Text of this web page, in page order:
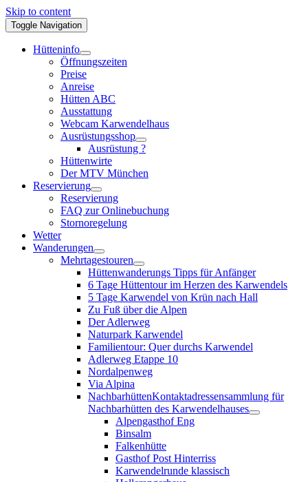
Skip to content
Toggle Navigation
Hütteninfo
Öffnungszeiten
Preise
Anreise
Hütten ABC
Ausstattung
Webcam Karwendelhaus
Ausrüstungsshop
Ausrüstung ?
Hüttenwirte
Der MTV München
Reservierung
Reservierung
FAQ zur Onlinebuchung
Stornoregelung
Wetter
Wanderungen
Mehrtagestouren
Hüttenwanderungs Tipps für Anfänger
6 Tage Hüttentour im Herzen des Karwendels
5 Tage Karwendel von Krün nach Hall
Zu Fuß über die Alpen
Der Adlerweg
Naturpark Karwendel
Familientour: Quer durchs Karwendel
Adlerweg Etappe 10
Nordalpenweg
Via Alpina
NachbarhüttenKontaktadressensammlung für
Nachbarhütten des Karwendelhauses
Alpengasthof Eng
Binsalm
Falkenhütte
Gasthof Post Hinterriss
Karwendelrunde klassisch